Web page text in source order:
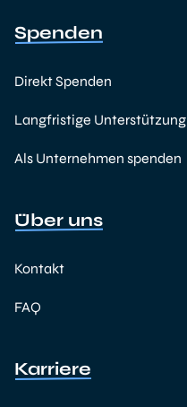
Spenden
Direkt Spenden
Langfristige Unterstützung
Als Unternehmen spenden
Über uns
Kontakt
FAQ
Karriere